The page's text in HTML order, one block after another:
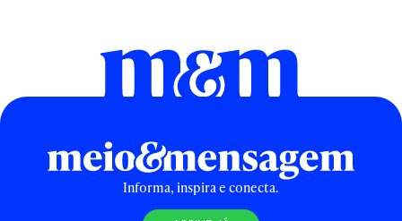
Informa, inspira e conecta.